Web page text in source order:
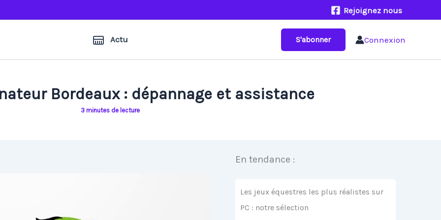
Rejoignez nous
Actu S'abonner Connexion
Bordeaux : dépannage et assistance
3 minutes de lecture
En tendance :
Les jeux équestres les plus réalistes sur
PC : notre sélection